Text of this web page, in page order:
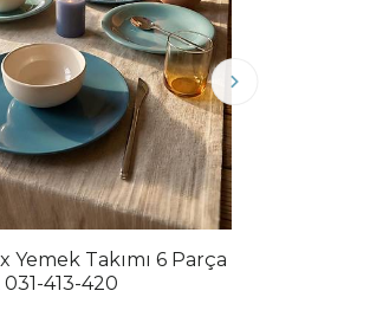
Yemek Takımı 6 Parça
413-420